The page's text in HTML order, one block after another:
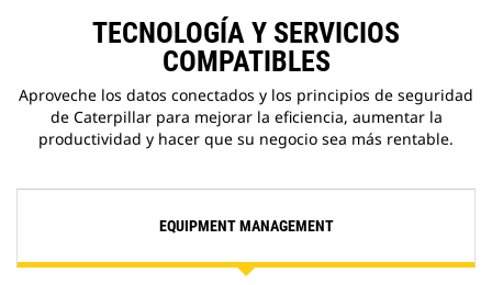
TECNOLOGÍA Y SERVICIOS
COMPATIBLES
Aproveche los datos conectados y los principios de seguridad
de Caterpillar para mejorar la eficiencia, aumentar la
productividad y hacer que su negocio sea más rentable.
EQUIPMENT MANAGEMENT